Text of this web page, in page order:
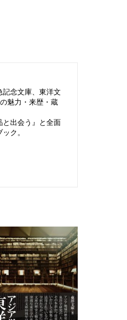
念文庫、東洋文
魅力・来歴・蔵
出会う』と全面
ク。